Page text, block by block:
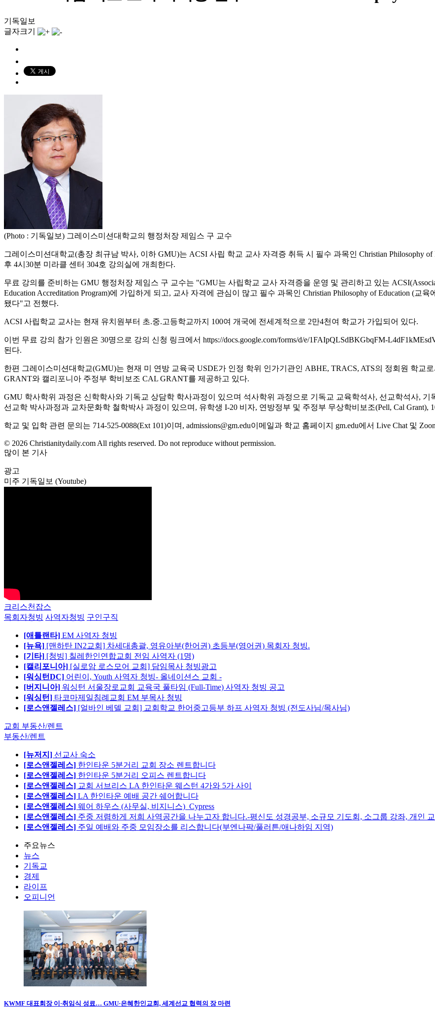
기독일보
글자크기
(Photo : 기독일보) 그레이스미션대학교의 행정처장 제임스 구 교수
그레이스미션대학교(총장 최규남 박사, 이하 GMU)는 ACSI 사립 학교 교사 자격증 취득 시 필수 과목인 Christian Philosophy
후 4시30분 미라클 센터 304호 강의실에 개최한다.
무료 강의를 준비하는 GMU 행정처장 제임스 구 교수는 "GMU는 사립학교 교사 자격증을 운영 및 관리하고 있는
Education Accreditation Program)에 가입하게 되고, 교사 자격에 관심이 많고 필수 과목인 Christian Philosophy of Education (교
됐다"고 전했다.
ACSI 사립학교 교사는 현재 유치원부터 초.중.고등학교까지 100여 개국에 전세계적으로 2만4천여 학교가 가입되어 있다.
이번 무료 강의 참가 인원은 30명으로 강의 신청 링크에서 https://docs.google.com/forms/d/e/1FAIpQLSdBKGbqFM-
된다.
한편 그레이스미션대학교(GMU)는 현재 미 연방 교육국 USDE가 인정 학위 인가기관인 ABHE, TRACS, ATS의 정회원 학교
GRANT와 캘리포니아 주정부 학비보조 CAL GRANT를 제공하고 있다.
GMU 학사학위 과정은 신학학사와 기독교 상담학 학사과정이 있으며 석사학위 과정으로 기독교 교육학석사, 선교학석사,
선교학 박사과정과 교차문화학 철학박사 과정이 있으며, 유학생 I-20 비자, 연방정부 및 주정부 무상학비보조(Pell, Cal
학교 및 입학 관련 문의는 714-525-0088(Ext 101)이며, admissions@gm.edu이메일과 학교 홈페이지 gm.edu에서 Live Chat 및
© 2026 Christianitydaily.com All rights reserved. Do not reproduce without permission.
많이 본 기사
광고
미주 기독일보 (Youtube)
크리스천잡스
목회자청빙 사역자청빙 구인구직
[애틀랜타] EM 사역자 청빙
[뉴욕] [맨하탄 IN2교회] 차세대총괄, 영유아부(한어권) 초등부(영어권) 목회자 청빙.
[기타] [청빙] 칠레한인연합교회 전임 사역자 (1명)
[캘리포니아] [실로암 로스모어 교회] 담임목사 청빙광고
[워싱턴DC] 어린이, Youth 사역자 청빙- 올네이션스 교회 -
[버지니아] 워싱턴 서울장로교회 교육국 풀타임 (Full-Time) 사역자 청빙 공고
[워싱턴] 타코마제일침례교회 EM 부목사 청빙
[로스앤젤레스] [얼바인 베델 교회] 교회학교 한어중고등부 하프 사역자 청빙 (전도사님/목사님)
교회 부동산/렌트
부동산/렌트
[뉴저지] 선교사 숙소
[로스앤젤레스] 한인타운 5분거리 교회 장소 렌트합니다
[로스앤젤레스] 한인타운 5분거리 오피스 렌트합니다
[로스앤젤레스] 교회 서브리스 LA 한인타운 웨스턴 4가와 5가 사이
[로스앤젤레스] LA 한인타운 예배 공간 쉐어합니다
[로스앤젤레스] 웨어 하우스 (사무실, 비지니스)_Cypress
[로스앤젤레스] 주중 저렴하게 저희 사역공간을 나누고자 합니다.-평신도 성경공부, 소규모 기도회, 소그룹 강좌, 개인
[로스앤젤레스] 주일 예배와 주중 모임장소를 리스합니다(부엔나팍/풀러튼/애나하임 지역)
주요뉴스
뉴스
기독교
경제
라이프
오피니언
KWMF 대표회장 이·취임식 성료… GMU·은혜한인교회, 세계선교 협력의 장 마련